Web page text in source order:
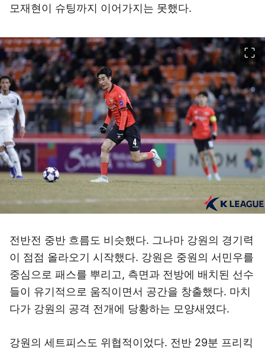
모재현이 슈팅까지 이어가지는 못했다.
전반전 중반 흐름도 비슷했다. 그나마 강원의 경기력
이 점점 올라오기 시작했다. 강원은 중원의 서민우를
중심으로 패스를 뿌리고, 측면과 전방에 배치된 선수
들이 유기적으로 움직이면서 공간을 창출했다. 마치
다가 강원의 공격 전개에 당황하는 모양새였다.
강원의 세트피스도 위협적이었다. 전반 29분 프리킥